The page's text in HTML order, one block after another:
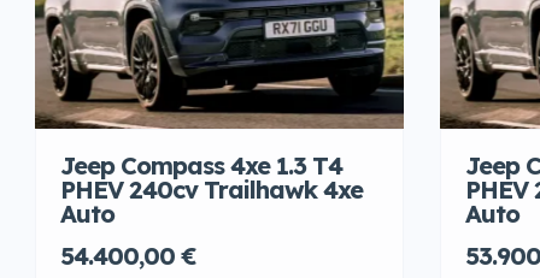
Jeep Compass 4xe 1.3 T4
PHEV 240cv Trailhawk 4xe
Auto
54.400,00 €
Jeep
Auto